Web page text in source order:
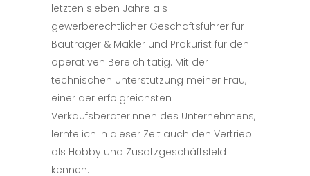
letzten sieben Jahre als
gewerberechtlicher Geschäftsführer für
Bauträger & Makler und Prokurist für den
operativen Bereich tätig. Mit der
technischen Unterstützung meiner Frau,
einer der erfolgreichsten
Verkaufsberaterinnen des Unternehmens,
lernte ich in dieser Zeit auch den Vertrieb
als Hobby und Zusatzgeschäftsfeld
kennen.